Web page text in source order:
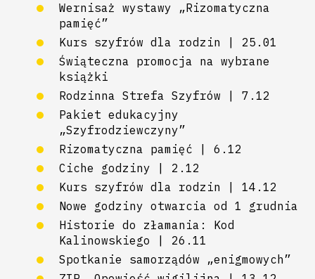
Wernisaż wystawy „Rizomatyczna
pamięć”
Kurs szyfrów dla rodzin | 25.01
Świąteczna promocja na wybrane
książki
Rodzinna Strefa Szyfrów | 7.12
Pakiet edukacyjny
„Szyfrodziewczyny”
Rizomatyczna pamięć | 6.12
Ciche godziny | 2.12
Kurs szyfrów dla rodzin | 14.12
Nowe godziny otwarcia od 1 grudnia
Historie do złamania: Kod
Kalinowskiego | 26.11
Spotkanie samorządów „enigmowych”